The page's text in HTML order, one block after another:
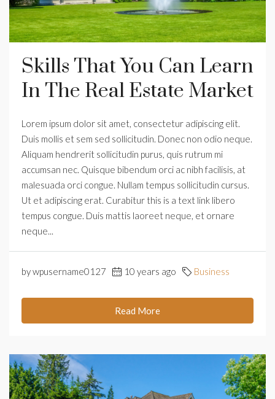
Skills That You Can Learn
In The Real Estate Market
Lorem ipsum dolor sit amet, consectetur adipiscing elit.
Duis mollis et sem sed sollicitudin. Donec non odio neque.
Aliquam hendrerit sollicitudin purus, quis rutrum mi
accumsan nec. Quisque bibendum orci ac nibh facilisis, at
malesuada orci congue. Nullam tempus sollicitudin cursus.
Ut et adipiscing erat. Curabitur this is a text link libero
tempus congue. Duis mattis laoreet neque, et ornare
neque...
by wpusername0127 10 years ago Business
Read More